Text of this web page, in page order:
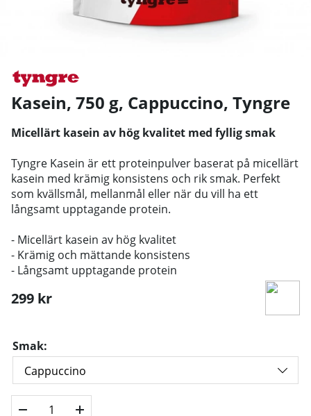
Kasein, 750 g, Cappuccino, Tyngre
Micellärt kasein av hög kvalitet med fyllig smak
Tyngre Kasein är ett proteinpulver baserat på micellärt
kasein med krämig konsistens och rik smak. Perfekt
som kvällsmål, mellanmål eller när du vill ha ett
långsamt upptagande protein.
- Micellärt kasein av hög kvalitet
- Krämig och mättande konsistens
- Långsamt upptagande protein
299 kr
Smak: